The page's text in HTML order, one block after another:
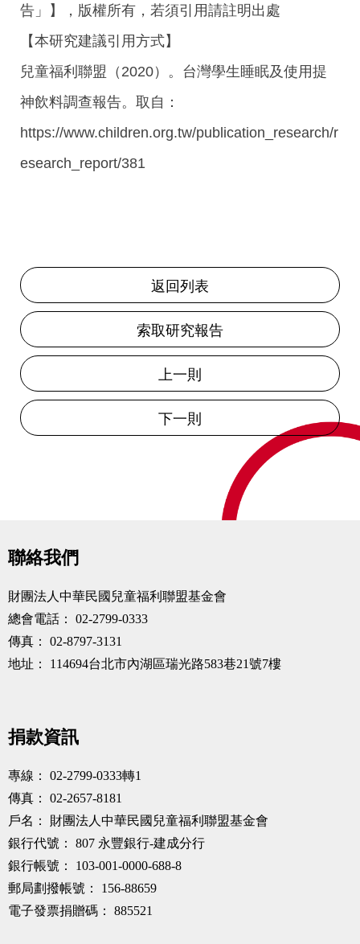
告」】，版權所有，若須引用請註明出處
【本研究建議引用方式】
兒童福利聯盟（2020）。台灣學生睡眠及使用提
神飲料調查報告。取自：
https://www.children.org.tw/publication_research/r
esearch_report/381
返回列表
索取研究報告
上一則
下一則
聯絡我們
財團法人中華民國兒童福利聯盟基金會
總會電話：
02-2799-0333
傳真：
02-8797-3131
地址：
114694台北市內湖區瑞光路583巷21號7樓
捐款資訊
專線：
02-2799-0333轉1
傳真：
02-2657-8181
戶名：
財團法人中華民國兒童福利聯盟基金會
銀行代號：
807 永豐銀行-建成分行
銀行帳號：
103-001-0000-688-8
郵局劃撥帳號：
156-88659
電子發票捐贈碼：
885521